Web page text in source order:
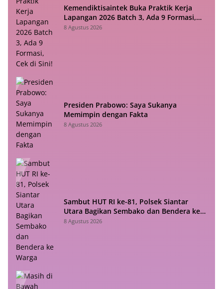
Kemendiktisaintek Buka Praktik Kerja
Lapangan 2026 Batch 3, Ada 9 Formasi,
Cek di Sini!
8 Agustus 2026
Presiden Prabowo: Saya Sukanya
Memimpin dengan Fakta
8 Agustus 2026
Sambut HUT RI ke-81, Polsek Siantar
Utara Bagikan Sembako dan Bendera ke
Warga
8 Agustus 2026